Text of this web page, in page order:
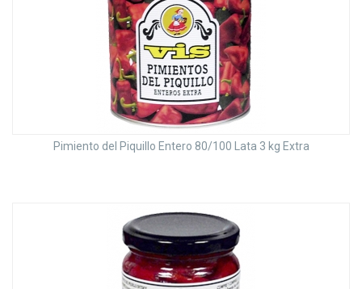
Pimiento del Piquillo Entero 80/100 Lata 3 kg Extra